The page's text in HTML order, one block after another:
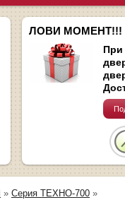
ЛОВИ МОМЕНТ!!!
При
» Серия ТЕХНО-700 »